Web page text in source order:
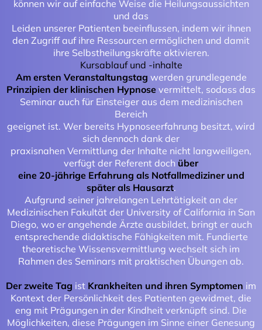
können wir auf einfache Weise die Heilungsaussichten
und das
Leiden unserer Patienten beeinflussen, indem wir ihnen
den Zugriff auf ihre Ressourcen ermöglichen und damit
ihre Selbstheilungskräfte aktivieren.
Kursablauf und -inhalte
Am ersten Veranstaltungstag werden grundlegende
Prinzipien der klinischen Hypnose vermittelt, sodass das
Seminar auch für Einsteiger aus dem medizinischen
Bereich
geeignet ist. Wer bereits Hypnoseerfahrung besitzt, wird
sich dennoch dank der
praxisnahen Vermittlung der Inhalte nicht langweiligen,
verfügt der Referent doch über
eine 20-jährige Erfahrung als Notfallmediziner und
später als Hausarzt.
Aufgrund seiner jahrelangen Lehrtätigkeit an der
Medizinischen Fakultät der University of California in San
Diego, wo er angehende Ärzte ausbildet, bringt er auch
entsprechende didaktische Fähigkeiten mit. Fundierte
theoretische Wissensvermittlung wechselt sich im
Rahmen des Seminars mit praktischen Übungen ab.
Der zweite Tag ist Krankheiten und ihren Symptomen im
Kontext der Persönlichkeit des Patienten gewidmet, die
eng mit Prägungen in der Kindheit verknüpft sind. Die
Möglichkeiten, diese Prägungen im Sinne einer Genesung